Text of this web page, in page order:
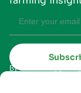
By subscribing you